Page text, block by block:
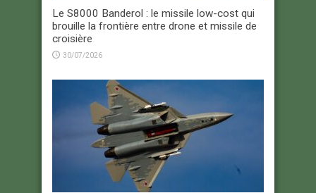
Le S8000 Banderol : le missile low-cost qui
brouille la frontière entre drone et missile de
croisière
30/07/2026